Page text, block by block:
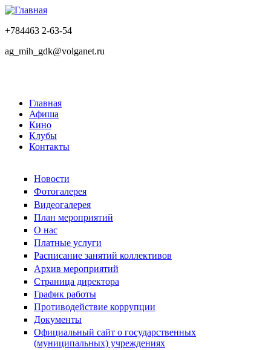
+784463 2-63-54
ag_mih_gdk@volganet.ru
Главная
Афиша
Кино
Клубы
Контакты
Новости
Фотогалерея
Видеогалерея
План мероприятий
О нас
Платные услуги
Расписание занятий коллективов
Архив мероприятий
Страница директора
График работы
Противодействие коррупции
Документы
Официальный сайт о государственных
(муниципальных) учреждениях